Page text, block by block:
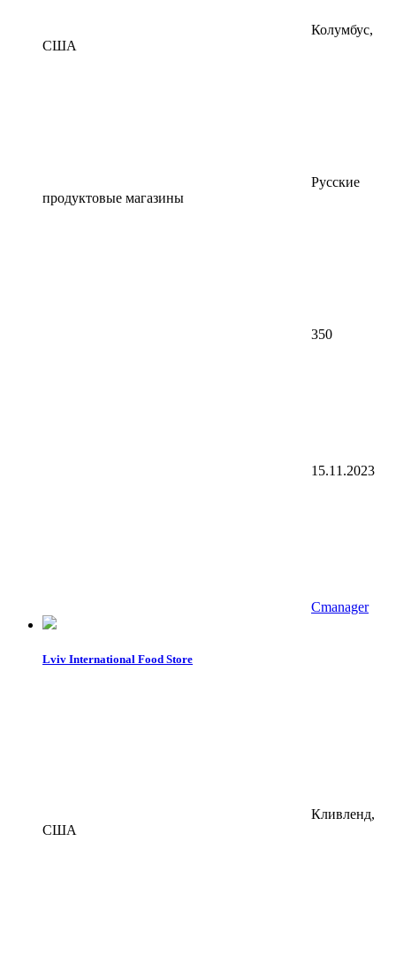
Колумбус,
США
Русские
продуктовые магазины
350
15.11.2023
Cmanager
Lviv International Food Store
Кливленд,
США